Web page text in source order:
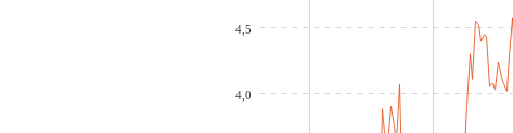
4,0
4,5